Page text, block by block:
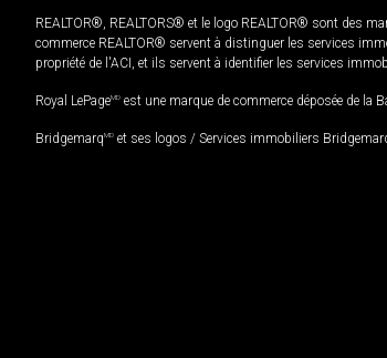
REALTOR®, REALTORS® et le logo REALTOR® sont des
commerce REALTOR® servent à distinguer les services
propriété de l'ACI, et ils servent à identifier les services
Royal LePageMD est une marque de commerce déposée de la
BridgemarqMD et ses logos / Services immobiliers